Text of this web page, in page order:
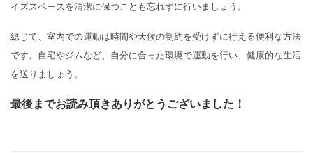
イズスペースを清潔に保つことも忘れずに行いましょう。
総じて、室内での運動は時間や天候の制約を受けずに行える便利な方法
です。自宅やジムなど、自分に合った環境で運動を行い、健康的な生活
を送りましょう。
最後までお読み頂きありがとうございました！